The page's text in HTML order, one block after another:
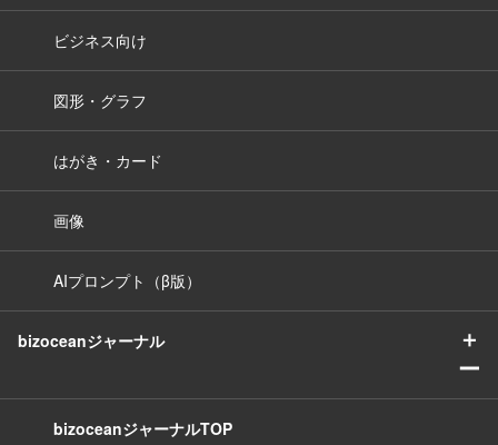
ビジネス向け
図形・グラフ
はがき・カード
画像
AIプロンプト（β版）
bizoceanジャーナル
＋
ー
bizoceanジャーナルTOP